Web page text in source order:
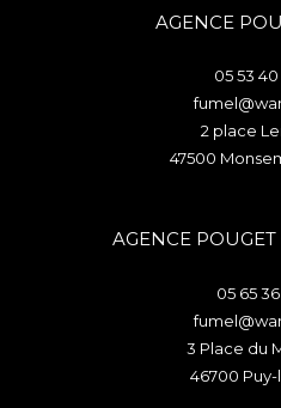
AGENCE
05 53
2 place
47500
AGENCE
05 65 36
3 Place du
46700